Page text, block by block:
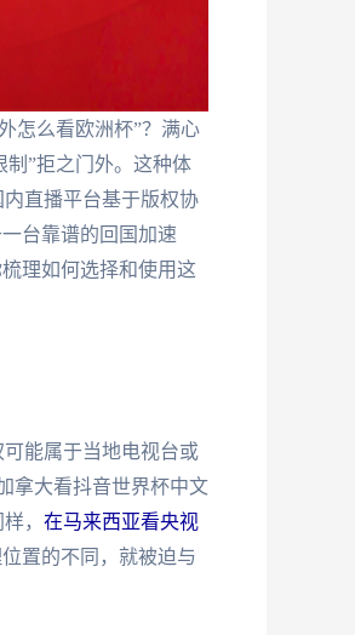
怎么看欧洲杯”？满心
制”拒之门外。这种体
直播平台基于版权协
台靠谱的回国加速
理如何选择和使用这
能属于当地电视台或
拿大看抖音世界杯中文
， 在马来西亚看央视
置的不同，就被迫与